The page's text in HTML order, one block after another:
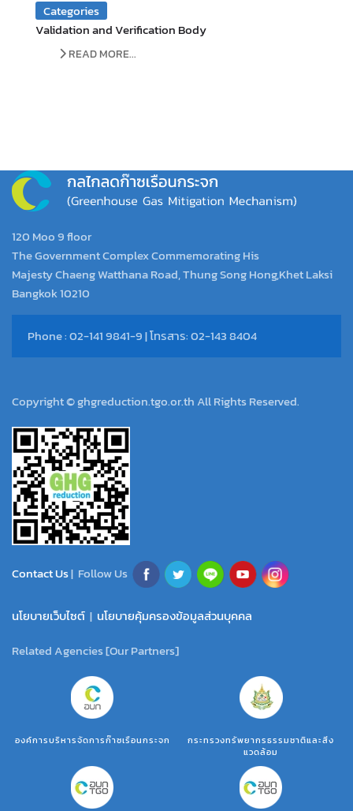
Categories
Validation and Verification Body
READ MORE...
120 Moo 9 floor
The Government Complex Commemorating His
Majesty Chaeng Watthana Road, Thung Song Hong,Khet Laksi
Bangkok 10210
Phone : 02-141 9841-9 | โทรสาร: 02-143 8404
Copyright © ghgreduction.tgo.or.th All Rights Reserved.
Contact Us| Follow Us
นโยบายเว็บไซต์ | นโยบายคุ้มครองข้อมูลส่วนบุคคล
Related Agencies [Our Partners]
องค์การบริหารจัดการก๊าซเรือนกระจก
กระทรวงทรัพยากรธรรมชาติและสิ่ง
แวดล้อม